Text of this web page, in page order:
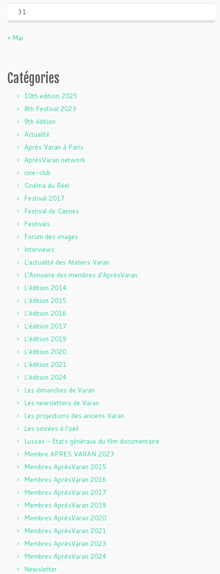
31
« Mai
Catégories
10th edition 2025
8th Festival 2023
9th édition
Actualité
Après Varan à Paris
AprèsVaran network
cine-club
Cinéma du Réel
Festival 2017
Festival de Cannes
Festivals
Forum des images
Interviews
L'actualité des Ateliers Varan
L'Annuaire des membres d'AprèsVaran
L'édition 2014
L'édition 2015
L'édition 2016
L'édition 2017
L'édition 2019
L'édition 2020
L'édition 2021
L'édition 2024
Les dimanches de Varan
Les newsletters de Varan
Les projections des anciens Varan
Les soirées à l'oeil
Lussas – Etats généraux du film documentaire
Membre APRES VARAN 2023
Membres AprèsVaran 2015
Membres AprèsVaran 2016
Membres AprèsVaran 2017
Membres AprèsVaran 2019
Membres AprèsVaran 2020
Membres AprèsVaran 2021
Membres AprèsVaran 2023
Membres AprèsVaran 2024
Newsletter